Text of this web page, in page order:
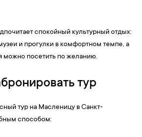
спокойный культурный отдых:
и прогулки в комфортном темпе, а
можно посетить по желанию.
тур
тур на Масленицу в Санкт-
способом: